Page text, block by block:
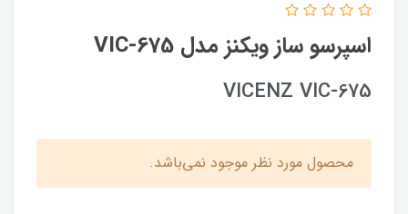
اسپرسو ساز ویکنز مدل VIC-675
VICENZ VIC-675
محصول مورد نظر موجود نمی‌باشد.